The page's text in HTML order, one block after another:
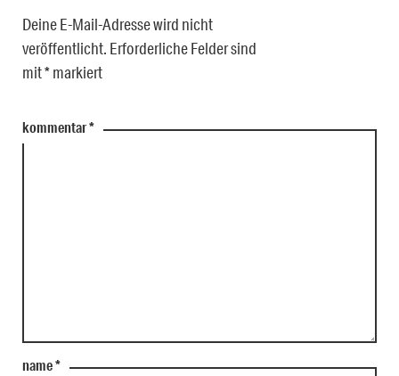
Deine E-Mail-Adresse wird nicht
veröffentlicht. Erforderliche Felder sind
mit*markiert
kommentar*
name*